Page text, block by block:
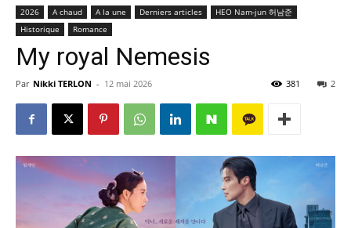
2026 A chaud A la une Derniers articles
HEO Nam-jun 허남준
Historique
Romance
My royal Nemesis
Par Nikki TERLON - 12 mai 2026 2
381